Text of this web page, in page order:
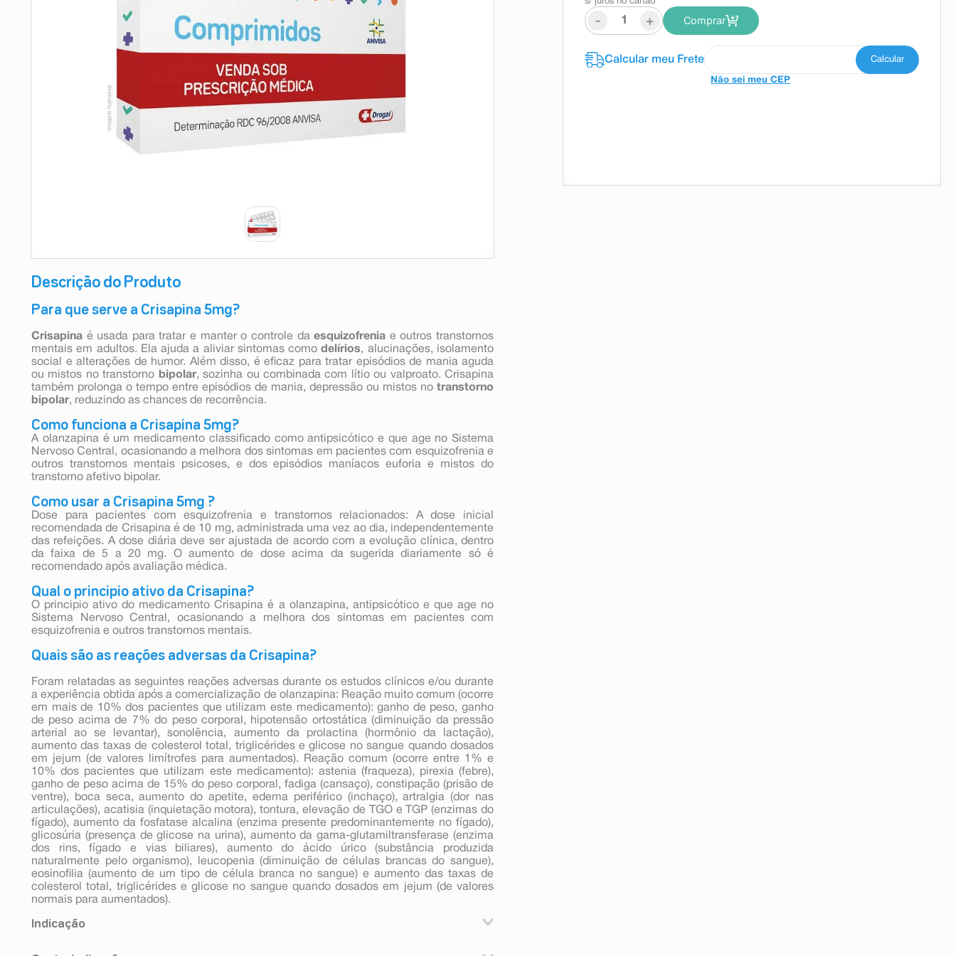
Descrição do Produto
Para que serve a Crisapina 5mg?
Crisapina é usada para tratar e manter o controle daesquizofrenia e outros transtornos
mentais em adultos. Ela ajuda a aliviar sintomas comodelírios, alucinações, isolamento
social e alterações de humor. Além disso, é eficaz para tratar episódios de mania aguda
ou mistos no transtorno
bipolar, sozinha ou combinada com lítio ou valproato. Crisapina
também prolonga o tempo entre episódios de mania, depressão ou mistos no transtorno
bipolar, reduzindo as chances de recorrência.
Como funciona a Crisapina 5mg?
A olanzapina é um medicamento classificado como antipsicótico e que age no Sistema
Nervoso Central, ocasionando a melhora dos sintomas em pacientes com esquizofrenia e
outros transtornos mentais psicoses, e dos episódios maníacos euforia e mistos do
transtorno afetivo bipolar.
Como usar a Crisapina 5mg ?
Dose para pacientes com esquizofrenia e transtornos relacionados: A dose inicial
recomendada de Crisapina é de 10 mg, administrada uma vez ao dia, independentemente
das refeições. A dose diária deve ser ajustada de acordo com a evolução clínica, dentro
da faixa de 5 a 20 mg. O aumento de dose acima da sugerida diariamente só é
recomendado após avaliação médica.
Qual o principio ativo da Crisapina?
O principio ativo do medicamento Crisapina é a olanzapina, antipsicótico e que age no
Sistema Nervoso Central, ocasionando a melhora dos sintomas em pacientes com
esquizofrenia e outros transtornos mentais.
Quais são as reações adversas da Crisapina?
Foram relatadas as seguintes reações adversas durante os estudos clínicos e/ou durante
a experiência obtida após a comercialização de olanzapina: Reação muito comum (ocorre
em mais de 10% dos pacientes que utilizam este medicamento): ganho de peso, ganho
de peso acima de 7% do peso corporal, hipotensão ortostática (diminuição da pressão
arterial ao se levantar), sonolência, aumento da prolactina (hormônio da lactação),
aumento das taxas de colesterol total, triglicérides e glicose no sangue quando dosados
em jejum (de valores limítrofes para aumentados). Reação comum (ocorre entre 1% e
10% dos pacientes que utilizam este medicamento): astenia (fraqueza), pirexia (febre),
ganho de peso acima de 15% do peso corporal, fadiga (cansaço), constipação (prisão de
ventre), boca seca, aumento do apetite, edema periférico (inchaço), artralgia (dor nas
articulações), acatisia (inquietação motora), tontura, elevação de TGO e TGP (enzimas do
fígado), aumento da fosfatase alcalina (enzima presente predominantemente no fígado),
glicosúria (presença de glicose na urina), aumento da gama-glutamiltransferase (enzima
dos rins, fígado e vias biliares), aumento do ácido úrico (substância produzida
naturalmente pelo organismo), leucopenia (diminuição de células brancas do sangue),
eosinofilia (aumento de um tipo de célula branca no sangue) e aumento das taxas de
colesterol total, triglicérides e glicose no sangue quando dosados em jejum (de valores
normais para aumentados).
Indicação
- + Comprar
Não sei meu CEP
10ºabsorvente